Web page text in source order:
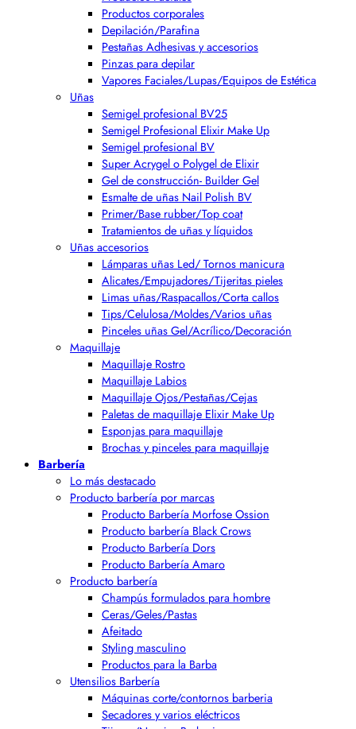
Productos corporales
Depilación/Parafina
Pestañas Adhesivas y accesorios
Pinzas para depilar
Vapores Faciales/Lupas/Equipos de Estética
Uñas
Semigel profesional BV25
Semigel Profesional Elixir Make Up
Semigel profesional BV
Super Acrygel o Polygel de Elixir
Gel de construcción- Builder Gel
Esmalte de uñas Nail Polish BV
Primer/Base rubber/Top coat
Tratamientos de uñas y líquidos
Uñas accesorios
Lámparas uñas Led/ Tornos manicura
Alicates/Empujadores/Tijeritas pieles
Limas uñas/Raspacallos/Corta callos
Tips/Celulosa/Moldes/Varios uñas
Pinceles uñas Gel/Acrílico/Decoración
Maquillaje
Maquillaje Rostro
Maquillaje Labios
Maquillaje Ojos/Pestañas/Cejas
Paletas de maquillaje Elixir Make Up
Esponjas para maquillaje
Brochas y pinceles para maquillaje
Barbería
Lo más destacado
Producto barbería por marcas
Producto Barbería Morfose Ossion
Producto barbería Black Crows
Producto Barbería Dors
Producto Barbería Amaro
Producto barbería
Champús formulados para hombre
Ceras/Geles/Pastas
Afeitado
Styling masculino
Productos para la Barba
Utensilios Barbería
Máquinas corte/contornos barberia
Secadores y varios eléctricos